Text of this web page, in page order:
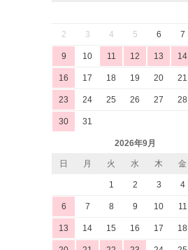
2 3 4 5 6 7
9 10 11 12 13 14
16 17 18 19 20 21
23 24 25 26 27 28
30 31
2026年9月
日 月 火 水 木 金
1 2 3 4
6 7 8 9 10 11
13 14 15 16 17 18